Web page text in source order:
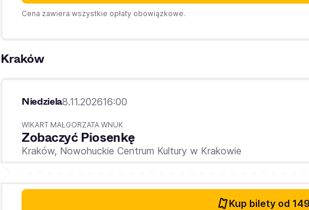
Cena zawiera wszystkie opłaty obowiązkowe.
Kraków
Niedziela8.11.202616:00
WIKART MAŁGORZATA WNUK
Zobaczyć Piosenkę
Kraków, Nowohuckie Centrum Kultury w Krakowie
Kup bilety od